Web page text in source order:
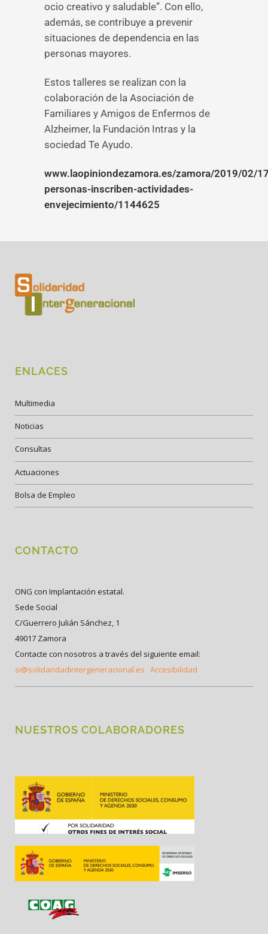
ocio creativo y saludable”. Con ello,
además, se contribuye a prevenir
situaciones de dependencia en las
personas mayores.
Estos talleres se realizan con la
colaboración de la Asociación de
Familiares y Amigos de Enfermos de
Alzheimer, la Fundación Intras y la
sociedad Te Ayudo.
www.laopiniondezamora.es/zamora/2019/02/
personas-inscriben-actividades-
envejecimiento/1144625
ENLACES
Multimedia
Noticias
Consultas
Actuaciones
Bolsa de Empleo
CONTACTO
ONG con Implantación estatal.
Sede Social
C/Guerrero Julián Sánchez, 1
49017 Zamora
Contacte con nosotros a través del siguiente email:
si@solidaridadintergeneracional.es Accesibilidad
NUESTROS COLABORADORES